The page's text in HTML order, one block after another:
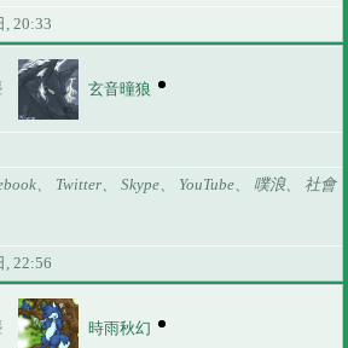
, 20:33
玄音曈狼
、 Twitter、 Skype、 YouTube、 噗浪、 社會
, 22:56
時雨秋幻